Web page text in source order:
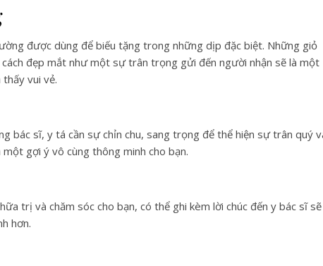
được dùng để biếu tặng trong những dịp đặc biệt. Những giỏ
đẹp mắt như một sự trân trọng gửi đến người nhận sẽ là một
vui vẻ.
bác sĩ, y tá cần sự chỉn chu, sang trọng để thể hiện sự trân quý
gợi ý vô cùng thông minh cho bạn.
trị và chăm sóc cho bạn, có thể ghi kèm lời chúc đến y bác sĩ sẽ
hơn.